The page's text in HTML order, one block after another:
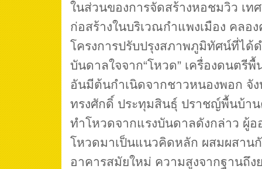
ในส่วนของการจัดสร้างหอชมวิว เ
ก่อสร้างในบริเวณกำแพงเมือง คลอ
โครงการปรับปรุงสภาพภูมิทัศน์ที่ได้
บันดาลใจจาก“โหวด” เครื่องดนตรี
อันมีต้นกำเนิดจากชาวหนองพอก จั
ทรงศักดิ์ ประทุมสินธุ์ ปราชญ์พื้นบ้า
ทำโหวดจากแรงบันดาลดังกล่าว ผู้
โหวดมาเป็นแนวคิดหลัก ผสมผสาน
อาคารสมัยใหม่ ความสูงจากฐานถึง